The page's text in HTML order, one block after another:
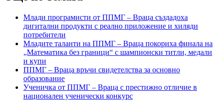
Млади програмисти от ППМГ – Враца създадоха
дигитални продукти с реално приложение и хиляди
потребители
Младите таланти на ППМГ – Враца покориха финала на
„Математика без граници“ с шампионски титли, медали
и купи
ППМГ – Враца връчи свидетелства за основно
образование
Ученичка от ППМГ – Враца с престижно отличие в
национален ученически конкурс